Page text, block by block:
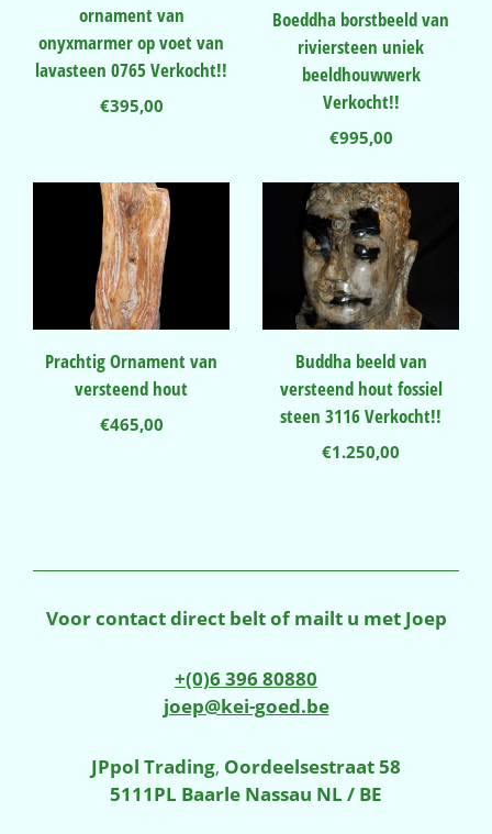
ornament van
onyxmarmer op voet van
lavasteen 0765 Verkocht!!
€395,00
Boeddha borstbeeld van
riviersteen uniek
beeldhouwwerk
Verkocht!!
€995,00
Prachtig Ornament van
versteend hout
€465,00
Buddha beeld van
versteend hout fossiel
steen 3116 Verkocht!!
€1.250,00
Voor contact direct belt of mailt u met Joep
+(0)6 396 80880
joep@kei-goed.be
JPpol Trading, Oordeelsestraat 58
5111PL Baarle Nassau NL / BE